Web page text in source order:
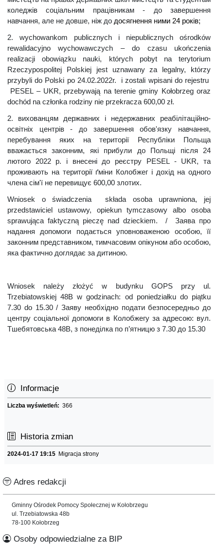
коледжів соціальним працівникам - до завершення
навчання, але не довше, ніж до досягнення ними 24 років;
2. wychowankom publicznych i niepublicznych ośrodków
rewalidacyjno wychowawczych – do czasu ukończenia
realizacji obowiązku nauki, których pobyt na terytorium
Rzeczypospolitej Polskiej jest uznawany za legalny, którzy
przybyli do Polski po 24.02.2022r. i zostali wpisani do rejestru
PESEL – UKR, przebywają na terenie gminy Kołobrzeg oraz
dochód na członka rodziny nie przekracza 600,00 zł.
2. вихованцям державних і недержавних реабілітаційно-
освітніх центрів - до завершення обов'язку навчання,
перебування яких на території Республіки Польща
вважається законним, які прибули до Польщі після 24
лютого 2022 р. і внесені до реєстру PESEL - UKR, та
проживають на території ґміни Колобжег і дохід на одного
члена сім'ї не перевищує 600,00 злотих.
Wniosek o świadczenia składa osoba uprawniona, jej
przedstawiciel ustawowy, opiekun tymczasowy albo osoba
sprawująca faktyczną pieczę nad dzieckiem. / Заява про
надання допомоги подається уповноваженою особою, її
законним представником, тимчасовим опікуном або особою,
яка фактично доглядає за дитиною.
Wniosek należy złożyć w budynku GOPS przy ul.
Trzebiatowskiej 48B w godzinach: od poniedziałku do piątku
7.30 do 15.30 / Заяву необхідно подати безпосередньо до
центру соціальної допомоги в Колобжегу за адресою: вул.
Тшебятовська 48B, з понеділка по п’ятницю з 7.30 до 15.30
Informacje
Liczba wyświetleń: 366
Historia zmian
2024-01-17 19:15 Migracja strony
Adres redakcji
Gminny Ośrodek Pomocy Społecznej w Kołobrzegu
ul. Trzebiatowska 48b
78-100 Kołobrzeg
Osoby odpowiedzialne za BIP